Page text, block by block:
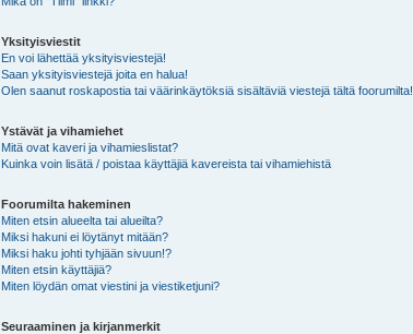
Yksityisviestit
En voi lähettää yksityisviestejä!
Saan yksityisviestejä joita en halua!
Olen saanut roskapostia tai väärinkäytöksiä sisältäviä viestejä tältä foorumilta!
Ystävät ja vihamiehet
Mitä ovat kaveri ja vihamieslistat?
Kuinka voin lisätä / poistaa käyttäjiä kavereista tai vihamiehistä
Foorumilta hakeminen
Miten etsin alueelta tai alueilta?
Miksi hakuni ei löytänyt mitään?
Miksi haku johti tyhjään sivuun!?
Miten etsin käyttäjiä?
Miten löydän omat viestini ja viestiketjuni?
Seuraaminen ja kirjanmerkit